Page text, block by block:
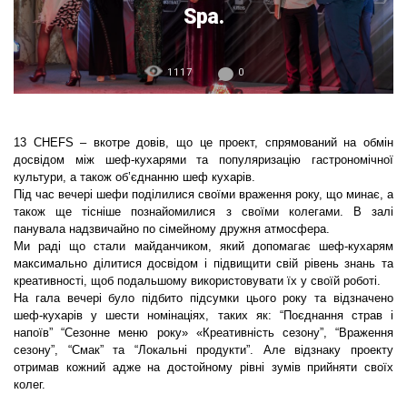
Spa.
1117 0
13 CHEFS – вкотре довів, що це проект, спрямований на обмін
досвідом між шеф-кухарями та популяризацію гастрономічної
культури, а також об’єднанню шеф кухарів.
Під час вечері шефи поділилися своїми враження року, що минає, а
також ще тісніше познайомилися з своїми колегами. В залі
панувала надзвичайно по сімейному дружня атмосфера.
Ми раді що стали майданчиком, який допомагає шеф-кухарям
максимально ділитися досвідом і підвищити свій рівень знань та
креативності, щоб подальшому використовувати їх у своїй роботі.
На гала вечері було підбито підсумки цього року та відзначено
шеф-кухарів у шести номінаціях, таких як: “Поєднання страв і
напоїв” “Сезонне меню року» «Креативність сезону”, “Враження
сезону”, “Смак” та “Локальні продукти”. Але відзнаку проекту
отримав кожний адже на достойному рівні зумів прийняти своїх
колег.